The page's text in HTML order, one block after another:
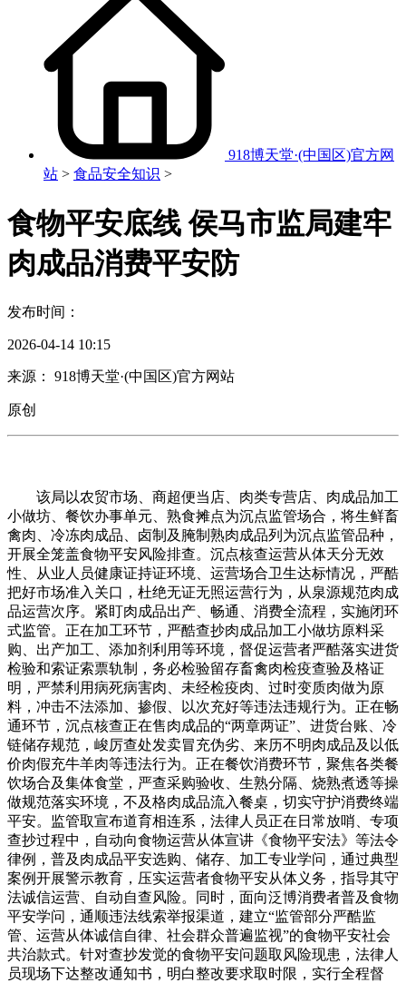
918博天堂·(中国区)官方网
站 > 食品安全知识 >
食物平安底线 侯马市监局建牢
肉成品消费平安防
发布时间：
2026-04-14 10:15
来源： 918博天堂·(中国区)官方网站
原创
该局以农贸市场、商超便当店、肉类专营店、肉成品加工
小做坊、餐饮办事单元、熟食摊点为沉点监管场合，将生鲜畜
禽肉、冷冻肉成品、卤制及腌制熟肉成品列为沉点监管品种，
开展全笼盖食物平安风险排查。沉点核查运营从体天分无效
性、从业人员健康证持证环境、运营场合卫生达标情况，严酷
把好市场准入关口，杜绝无证无照运营行为，从泉源规范肉成
品运营次序。紧盯肉成品出产、畅通、消费全流程，实施闭环
式监管。正在加工环节，严酷查抄肉成品加工小做坊原料采
购、出产加工、添加剂利用等环境，督促运营者严酷落实进货
检验和索证索票轨制，务必检验留存畜禽肉检疫查验及格证
明，严禁利用病死病害肉、未经检疫肉、过时变质肉做为原
料，冲击不法添加、掺假、以次充好等违法违规行为。正在畅
通环节，沉点核查正在售肉成品的“两章两证”、进货台账、冷
链储存规范，峻厉查处发卖冒充伪劣、来历不明肉成品及以低
价肉假充牛羊肉等违法行为。正在餐饮消费环节，聚焦各类餐
饮场合及集体食堂，严查采购验收、生熟分隔、烧熟煮透等操
做规范落实环境，不及格肉成品流入餐桌，切实守护消费终端
平安。监管取宣布道育相连系，法律人员正在日常放哨、专项
查抄过程中，自动向食物运营从体宣讲《食物平安法》等法令
律例，普及肉成品平安选购、储存、加工专业学问，通过典型
案例开展警示教育，压实运营者食物平安从体义务，指导其守
法诚信运营、自动自查风险。同时，面向泛博消费者普及食物
平安学问，通顺违法线索举报渠道，建立“监管部分严酷监
管、运营从体诚信自律、社会群众普遍监视”的食物平安社会
共治款式。针对查抄发觉的食物平安问题取风险现患，法律人
员现场下达整改通知书，明白整改要求取时限，实行全程督